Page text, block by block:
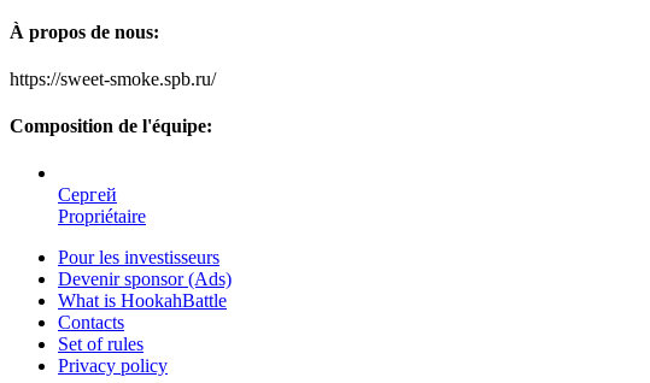
À propos de nous:
https://sweet-smoke.spb.ru/
Composition de l'équipe:
Сергей
Propriétaire
Pour les investisseurs
Devenir sponsor (Ads)
What is HookahBattle
Contacts
Set of rules
Privacy policy